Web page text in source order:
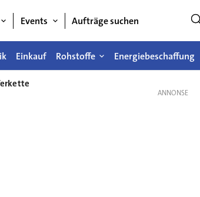
Events Aufträge suchen
Einkauf Rohstoffe Energiebeschaffung